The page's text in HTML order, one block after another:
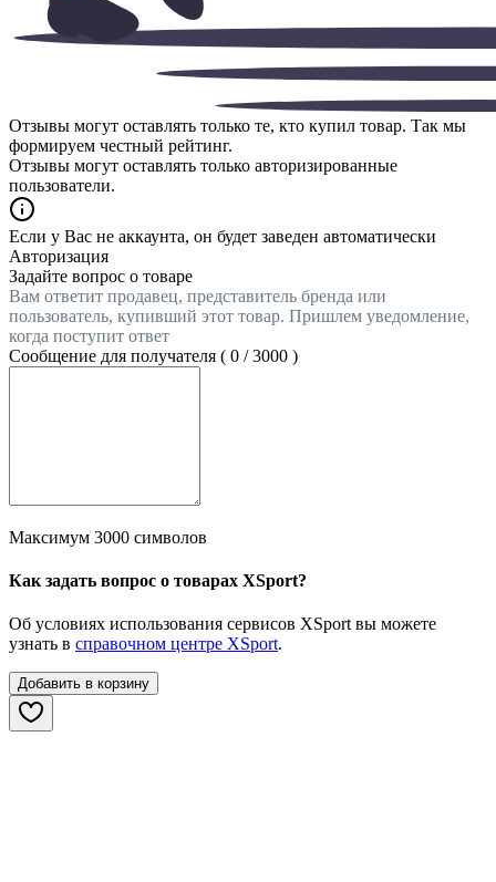
Отзывы могут оставлять только те, кто купил товар. Так мы
формируем честный рейтинг.
Отзывы могут оставлять только авторизированные
пользователи.
Если у Вас не аккаунта, он будет заведен автоматически
Авторизация
Задайте вопрос о товаре
Вам ответит продавец, представитель бренда или
пользователь, купивший этот товар. Пришлем уведомление,
когда поступит ответ
Сообщение для получателя ( 0 /3000 )
Максимум 3000 символов
Как задать вопрос о товарах XSport?
Об условиях использования сервисов XSport вы можете
узнать в справочном центре XSport.
Добавить в корзину